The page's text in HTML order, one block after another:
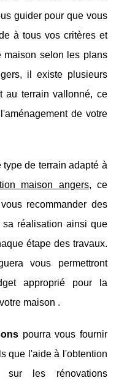
guider pour que vous
à tous vos critères et
maison selon les plans
il existe plusieurs
au terrain vallonné, ce
de votre
de terrain adapté à
maison angers, ce
recommander des
réalisation ainsi que
étape des travaux.
vous permettront
approprié pour la
maison .
pourra vous fournir
que l'aide à l'obtention
sur les rénovations